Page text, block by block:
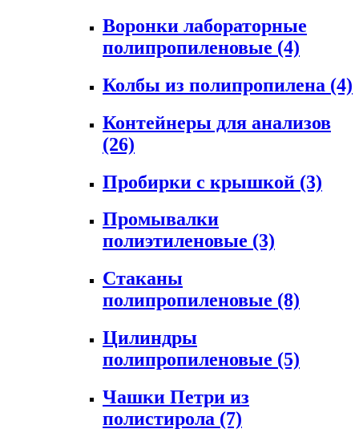
Воронки лабораторные
полипропиленовые (4)
Колбы из полипропилена (4)
Контейнеры для анализов
(26)
Пробирки с крышкой (3)
Промывалки
полиэтиленовые (3)
Стаканы
полипропиленовые (8)
Цилиндры
полипропиленовые (5)
Чашки Петри из
полистирола (7)